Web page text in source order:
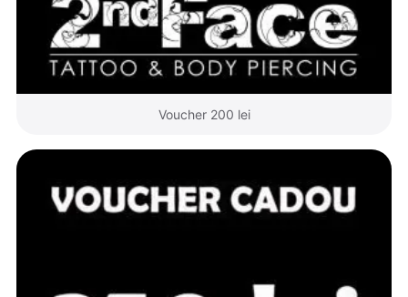
Voucher 200 lei